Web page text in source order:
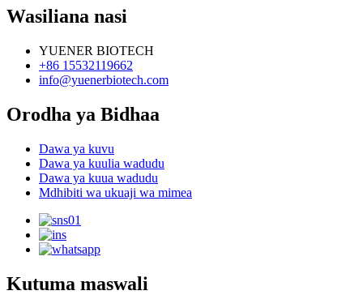
Wasiliana nasi
YUENER BIOTECH
+86 15532119662
info@yuenerbiotech.com
Orodha ya Bidhaa
Dawa ya kuvu
Dawa ya kuulia wadudu
Dawa ya kuua wadudu
Mdhibiti wa ukuaji wa mimea
Kutuma maswali